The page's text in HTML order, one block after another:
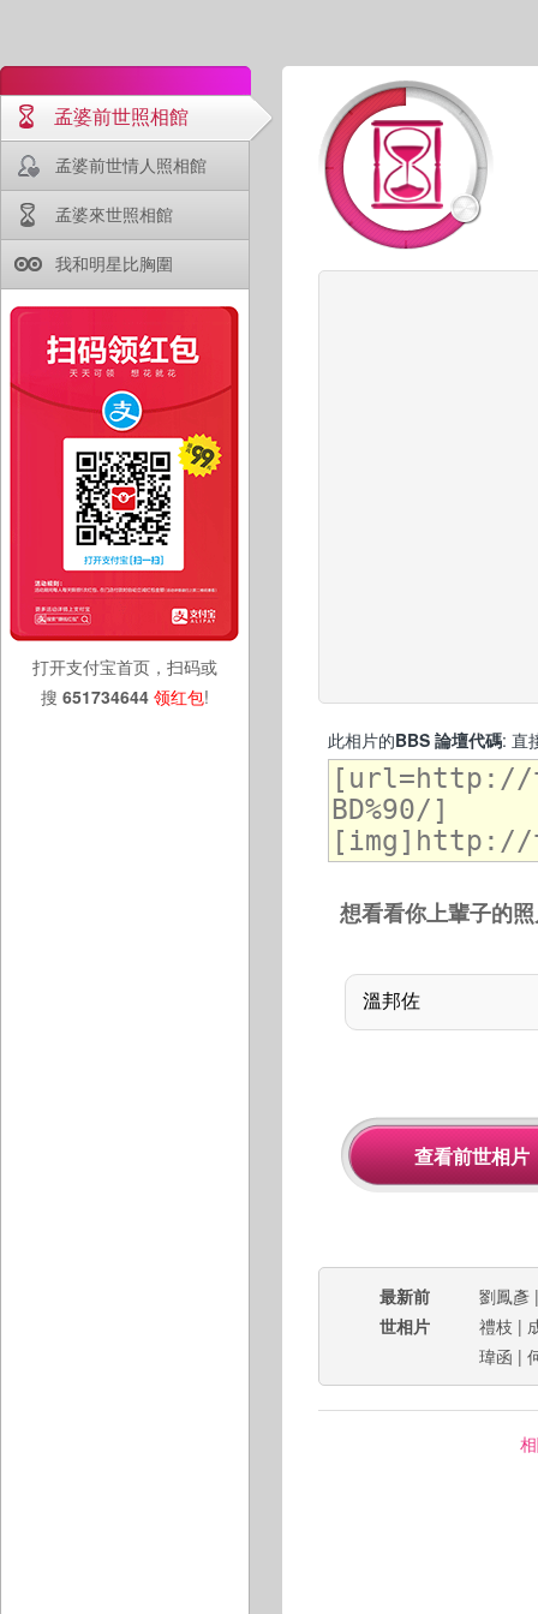
孟婆前世照相館
孟婆前世情人照相館
孟婆來世照相館
我和明星比胸圍
打开支付宝首页，扫码或
搜 651734644 领红包!
此相片的BBS 論壇代碼: 直
想看看你上輩子的
最新前
世相片
劉鳳彥
禮枝 |
瑋函 |